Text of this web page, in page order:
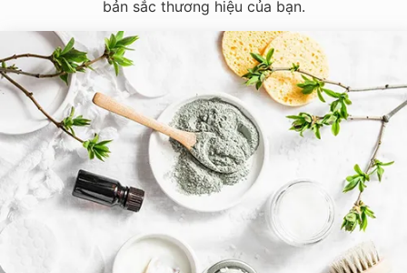
bản sắc thương hiệu của bạn.